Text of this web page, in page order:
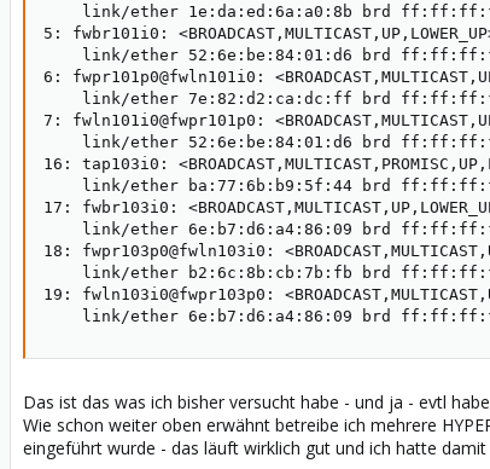
link/ether 1e:da:ed:6a:a0:8b brd
5: fwbr101i0:
link/ether 52:6e:be:84:01:d6 brd
6: fwpr101p0@fwln101i0:
link/ether 7e:82:d2:ca:dc:ff brd
7: fwln101i0@fwpr101p0:
link/ether 52:6e:be:84:01:d6 brd
16: tap103i0:
link/ether ba:77:6b:b9:5f:44 brd
17: fwbr103i0:
link/ether 6e:b7:d6:a4:86:09 brd
18: fwpr103p0@fwln103i0:
link/ether b2:6c:8b:cb:7b:fb brd
19: fwln103i0@fwpr103p0:
link/ether 6e:b7:d6:a4:86:09 brd
Das ist das was ich bisher versucht habe - und ja - evtl
Wie schon weiter oben erwähnt betreibe ich mehrere
eingeführt wurde - das läuft wirklich gut und ich hatte damit